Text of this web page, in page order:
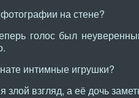
на стене?
голос был
интимные игрушки?
взгляд, а её дочь